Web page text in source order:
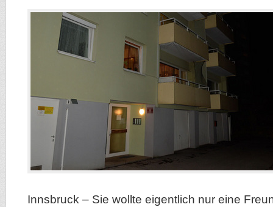
Innsbruck – Sie wollte eigentlich nur eine